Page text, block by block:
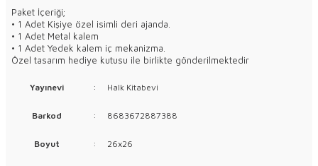
Paket İçeriği;
• 1 Adet Kişiye özel isimli deri ajanda.
• 1 Adet Metal kalem
• 1 Adet Yedek kalem iç mekanizma.
Özel tasarım hediye kutusu ile birlikte gönderilmektedir
Yayınevi : Halk Kitabevi
Barkod : 8683672887388
Boyut : 26x26